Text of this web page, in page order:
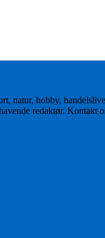
natur, hobby,
redaktør.